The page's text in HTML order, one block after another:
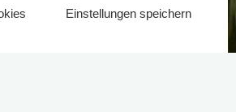
Einstellungen speichern